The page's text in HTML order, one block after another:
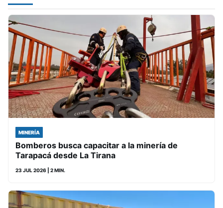
MINERÍA
Bomberos busca capacitar a la minería de
Tarapacá desde La Tirana
23 JUL 2026 | 2 MIN.